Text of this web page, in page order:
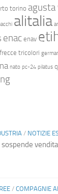
torino
alitalia
enac enav
frecce tricolori
nato pc-24 pilatus
/ NOTIZIE
sospende
/ COMPAGNIE